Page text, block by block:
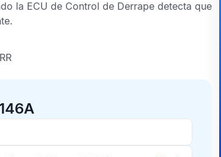
la ECU de Control de Derrape detecta que